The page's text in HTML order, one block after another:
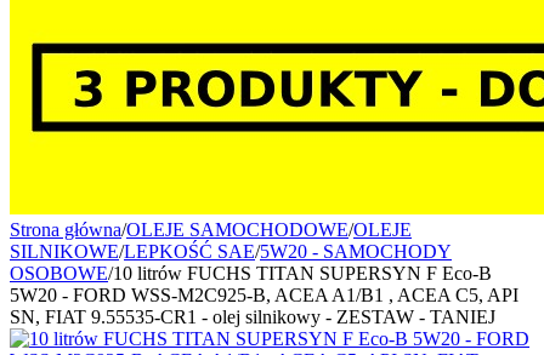
Strona główna/OLEJE SAMOCHODOWE/OLEJE
SILNIKOWE/LEPKOŚĆ SAE/5W20 - SAMOCHODY
OSOBOWE/10 litrów FUCHS TITAN SUPERSYN F Eco-B
5W20 - FORD WSS-M2C925-B, ACEA A1/B1 , ACEA C5, API
SN, FIAT 9.55535-CR1 - olej silnikowy - ZESTAW - TANIEJ